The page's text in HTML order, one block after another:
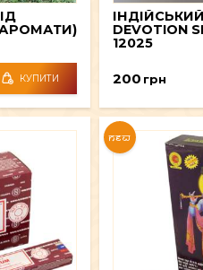
ВСЕ ДЛЯ КУРІННЯ
АРОМАТИ)
КУПИТИ
DEVOTION
12025
200 грн
NEW